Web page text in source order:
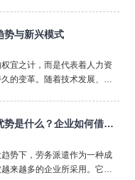
政策更新频繁、管理成本上
势与新兴模式
宜之计，而是代表着人力资
的变革。随着技术发展、政
来，灵活用工将更加依赖于
势是什么？企业如何借此
势下，劳务派遣作为一种成
来越多的企业所采用。它并